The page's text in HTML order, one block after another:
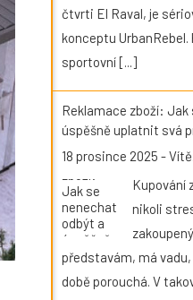
čtvrti El Raval, je
konceptu UrbanRebel.
sportovní [...]
Reklamace zboží:
úspěšně uplatnit svá
18 prosince 2025 -
Kupování
nikoli
představám, má
době porouchá. V